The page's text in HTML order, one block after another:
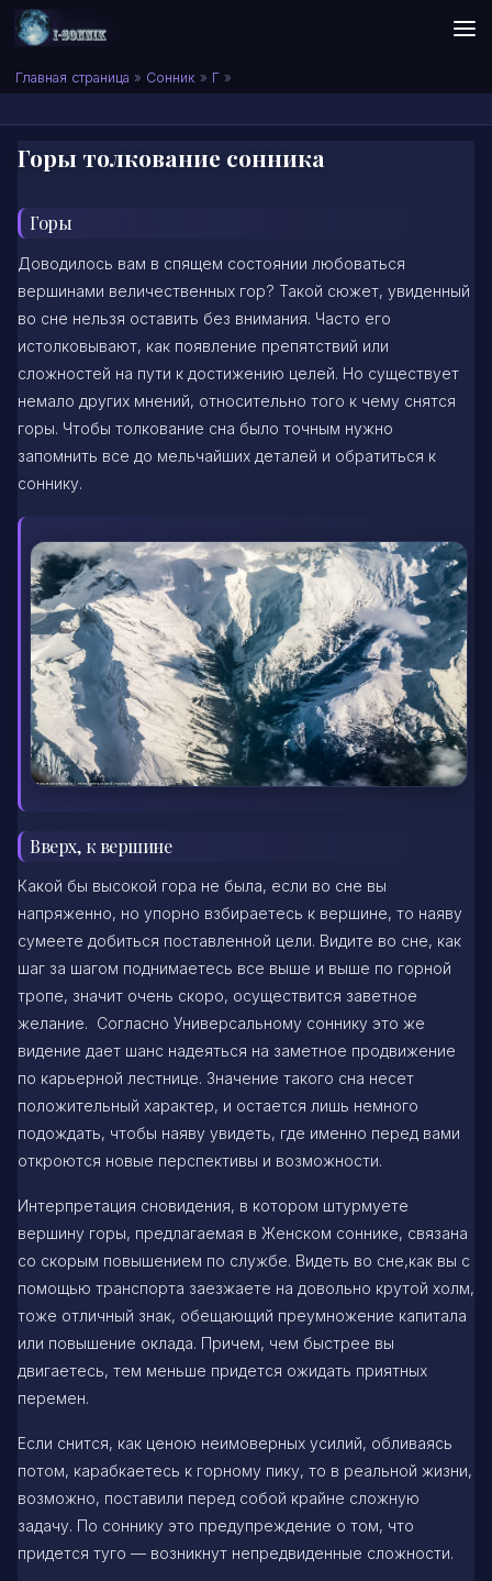
Skip to content
Сонник I-SONNIK.COM
Главная страница » Сонник » Г »
Горы толкование сонника
Горы
Доводилось вам в спящем состоянии любоваться
вершинами величественных гор? Такой сюжет, увиденный
во сне нельзя оставить без внимания. Часто его
истолковывают, как появление препятствий или
сложностей на пути к достижению целей. Но существует
немало других мнений, относительно того к чему снятся
горы. Чтобы толкование сна было точным нужно
запомнить все до мельчайших деталей и обратиться к
соннику.
Вверх, к вершине
Какой бы высокой гора не была, если во сне вы
напряженно, но упорно взбираетесь к вершине, то наяву
сумеете добиться поставленной цели. Видите во сне, как
шаг за шагом поднимаетесь все выше и выше по горной
тропе, значит очень скоро, осуществится заветное
желание. Согласно Универсальному соннику это же
видение дает шанс надеяться на заметное продвижение
по карьерной лестнице. Значение такого сна несет
положительный характер, и остается лишь немного
подождать, чтобы наяву увидеть, где именно перед вами
откроются новые перспективы и возможности.
Интерпретация сновидения, в котором штурмуете
вершину горы, предлагаемая в Женском соннике, связана
со скорым повышением по службе. Видеть во сне,как вы с
помощью транспорта заезжаете на довольно крутой холм,
тоже отличный знак, обещающий преумножение капитала
или повышение оклада. Причем, чем быстрее вы
двигаетесь, тем меньше придется ожидать приятных
перемен.
Если снится, как ценою неимоверных усилий, обливаясь
потом, карабкаетесь к горному пику, то в реальной жизни,
возможно, поставили перед собой крайне сложную
задачу. По соннику это предупреждение о том, что
придется туго — возникнут непредвиденные сложности.